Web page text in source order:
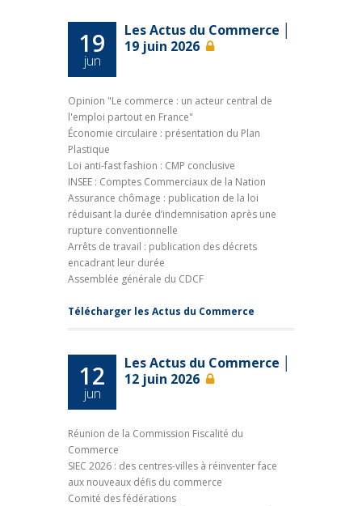
19
jun
Les Actus du Commerce │
19 juin 2026
Opinion "Le commerce : un acteur central de
l'emploi partout en France"
Économie circulaire : présentation du Plan
Plastique
Loi anti-fast fashion : CMP conclusive
INSEE : Comptes Commerciaux de la Nation
Assurance chômage : publication de la loi
réduisant la durée d’indemnisation après une
rupture conventionnelle
Arrêts de travail : publication des décrets
encadrant leur durée
Assemblée générale du CDCF
Télécharger les Actus du Commerce
12
jun
Les Actus du Commerce │
12 juin 2026
Réunion de la Commission Fiscalité du
Commerce
SIEC 2026 : des centres-villes à réinventer face
aux nouveaux défis du commerce
Comité des fédérations